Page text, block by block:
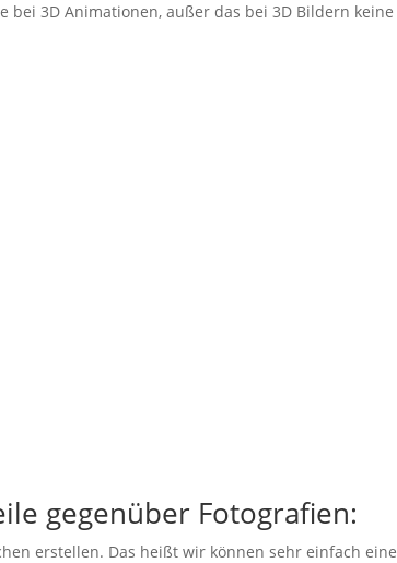
3D Animationen, außer das bei 3D Bildern keine
gegenüber Fotografien:
erstellen. Das heißt wir können sehr einfach eine